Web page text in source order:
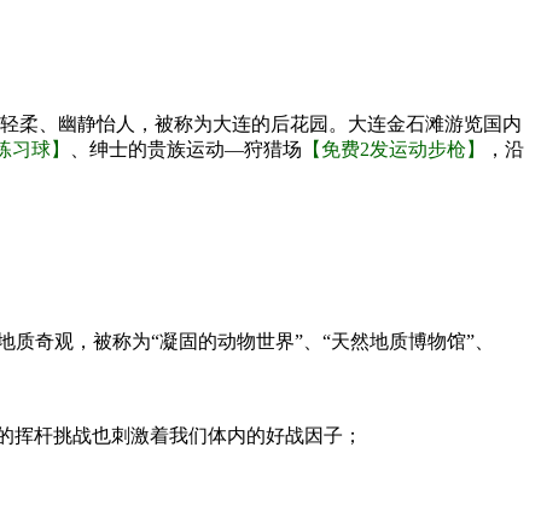
柔、幽静怡人，被称为大连的后花园。大连金石滩游览国内
习球】
、绅士的贵族运动—狩猎场 【免费2发运动步枪】 ，沿
奇观，被称为“凝固的动物世界”、“天然地质博物馆”、
杆挑战也刺激着我们体内的好战因子；